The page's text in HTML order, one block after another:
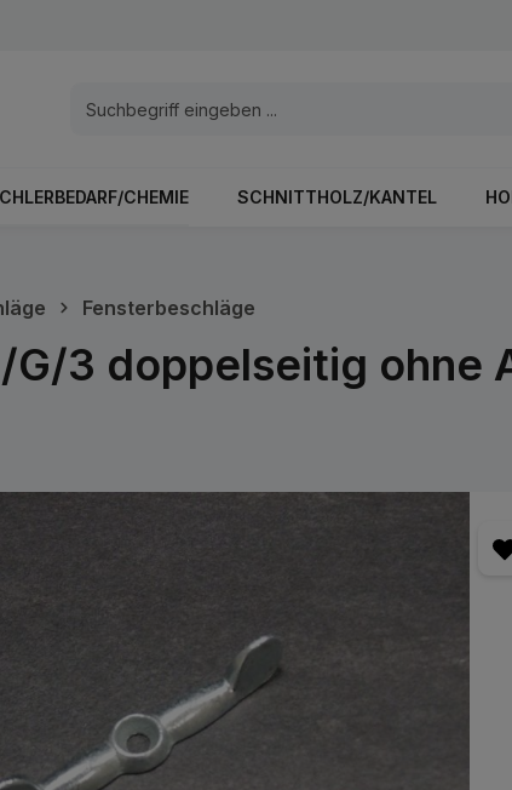
CHEMIE SCHNITTHOLZ/KANTEL
Fensterbeschläge
3 doppelseitig ohne